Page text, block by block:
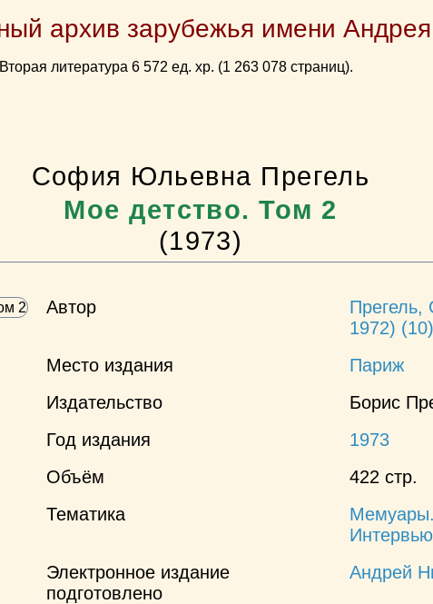
архив зарубежья имени Андрея
литература 6 572 ед. хр. (1 263 078 страниц).
София Юльевна Прегель
Мое детство. Том 2
(1973)
Автор
1972) (10)
Место издания
Париж
Издательство
Борис
Год издания
1973
Объём
422 стр.
Тематика
Мемуары.
Интервью
Электронное издание
подготовлено
Андрей